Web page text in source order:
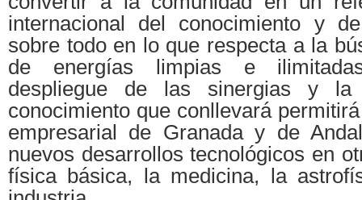
internacional del conocimiento y
sobre todo en lo que respecta a la
de energías limpias e
despliegue de las sinergias y la
conocimiento que conllevará
empresarial de Granada y de
nuevos desarrollos tecnológicos en
física básica, la medicina, la